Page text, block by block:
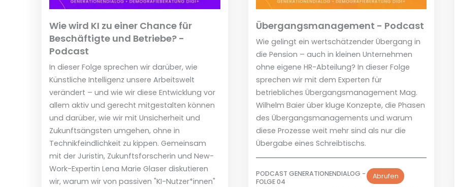
Wie wird KI zu einer Chance für
Beschäftigte und Betriebe? -
Podcast
In dieser Folge sprechen wir darüber, wie
Künstliche Intelligenz unsere Arbeitswelt
verändert – und wie wir diese Entwicklung vor
allem aktiv und gerecht mitgestalten können
und darüber, wie wir mit Unsicherheit und
Zukunftsängsten umgehen, ohne in
Technikfeindlichkeit zu kippen. Gemeinsam
mit der Juristin, Zukunftsforscherin und New-
Work-Expertin Lena Marie Glaser diskutieren
wir, warum wir von passiven "KI-Nutzer*innen"
Übergangsmanagement - Podcast
Wie gelingt ein wertschätzender Übergang in
die Pension – auch in kleinen Unternehmen
ohne eigene HR-Abteilung? In dieser Folge
sprechen wir mit dem Experten für
betriebliches Übergangsmanagement Mag.
Wilhelm Baier über kluge Konzepte, die Phasen
des Übergangsmanagements und warum
diese Prozesse weit mehr sind als nur die
Übergabe eines Schreibtischs.
PODCAST GENERATIONENDIALOG -
FOLGE 04
Abrufen